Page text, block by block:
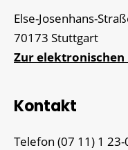
Else-Josenhans-
70173 Stuttgart
Zur
Kontakt
Telefon (07 11) 1 23-